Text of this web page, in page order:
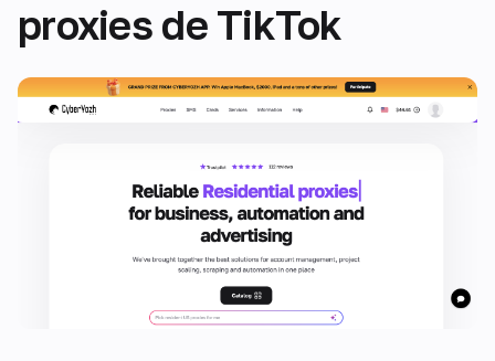
proxies de TikTok